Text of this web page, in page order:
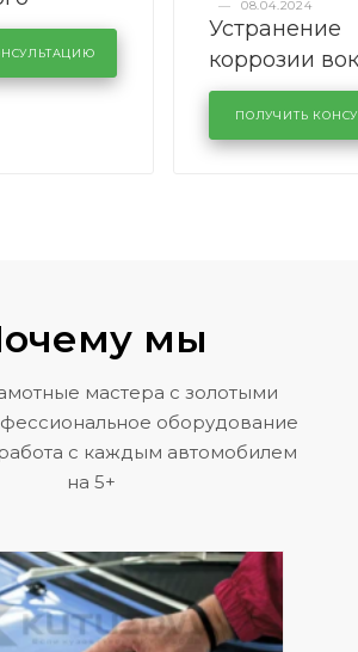
в
—
08.04.2024
Устранение
коррозии
лобового
районе
Volkswagen
ПОЛУЧИТЬ
мы
мастера с золотыми
оборудование
с каждым автомобилем
на 5+